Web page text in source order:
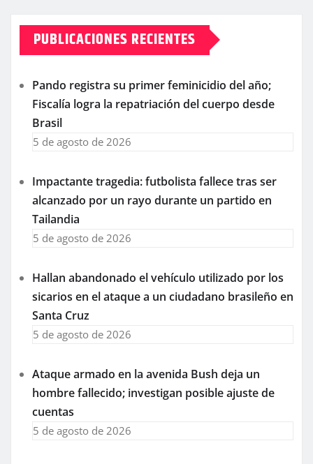
PUBLICACIONES RECIENTES
Pando registra su primer feminicidio del año;
Fiscalía logra la repatriación del cuerpo desde
Brasil
5 de agosto de 2026
Impactante tragedia: futbolista fallece tras ser
alcanzado por un rayo durante un partido en
Tailandia
5 de agosto de 2026
Hallan abandonado el vehículo utilizado por los
sicarios en el ataque a un ciudadano brasileño en
Santa Cruz
5 de agosto de 2026
Ataque armado en la avenida Bush deja un
hombre fallecido; investigan posible ajuste de
cuentas
5 de agosto de 2026